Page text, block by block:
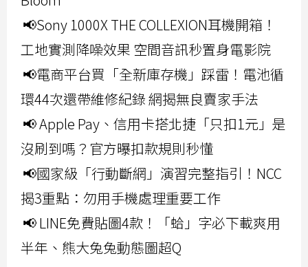
📢Sony 1000X THE COLLEXION耳機開箱！
工地實測降噪效果 空間音訊秒置身電影院
📢電商平台買「全新庫存機」踩雷！電池循
環44次還帶維修紀錄 網揭無良賣家手法
📢 Apple Pay、信用卡搭北捷「只扣1元」是
沒刷到嗎？官方曝扣款規則秒懂
📢國家級「行動斷網」演習完整指引！NCC
揭3重點：勿用手機處理重要工作
📢 LINE免費貼圖4款！「蛤」字必下載爽用
半年、熊大兔兔動態圖超Q